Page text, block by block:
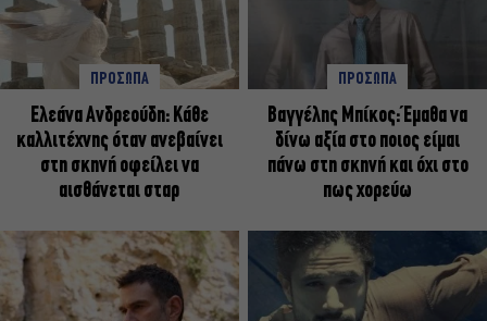
ΠΡΟΣΩΠΑ
Ελεάνα Ανδρεούδη: Κάθε
καλλιτέχνης όταν ανεβαίνει
στη σκηνή οφείλει να
αισθάνεται σταρ
ΠΡΟΣΩΠΑ
Βαγγέλης Μπίκος: Έμαθα να
δίνω αξία στο ποιος είμαι
πάνω στη σκηνή και όχι στο
πως χορεύω